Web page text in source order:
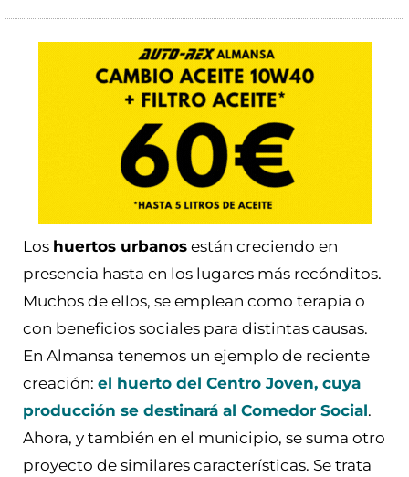
Los huertos urbanos están creciendo en
presencia hasta en los lugares más recónditos.
Muchos de ellos, se emplean como terapia o
con beneficios sociales para distintas causas.
En Almansa tenemos un ejemplo de reciente
creación: el huerto del Centro Joven, cuya
producción se destinará al Comedor Social.
Ahora, y también en el municipio, se suma otro
proyecto de similares características. Se trata